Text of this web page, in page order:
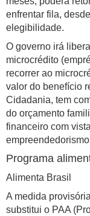
enfrentar fila,
elegibilidade.
O governo irá
microcrédito
recorrer ao
valor do benefício
Cidadania, tem
do orçamento
financeiro com
Programa
Alimenta Brasil
A medida
substitui o PAA